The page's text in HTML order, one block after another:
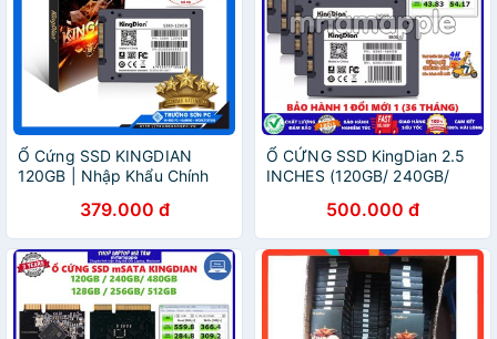
Ổ Cứng SSD KINGDIAN
120GB | Nhập Khẩu Chính
379.000 đ
Ổ CỨNG SSD KingDian 2.5
INCHES (120GB/ 240GB/
500.000 đ